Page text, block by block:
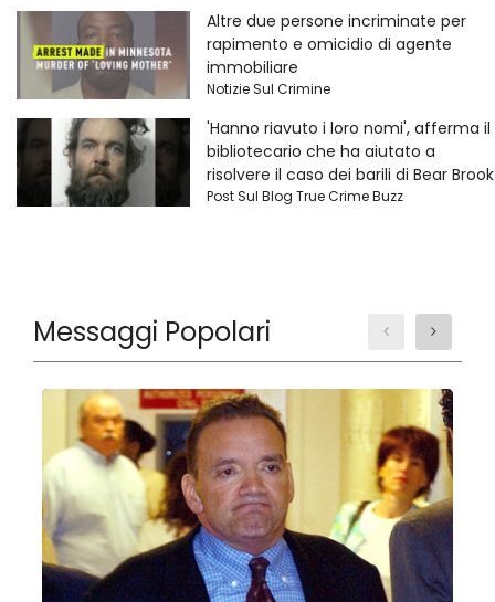
Altre due persone incriminate per
rapimento e omicidio di agente
immobiliare
Notizie Sul Crimine
'Hanno riavuto i loro nomi', afferma il
bibliotecario che ha aiutato a
risolvere il caso dei barili di Bear Brook
Post Sul Blog True Crime Buzz
Messaggi Popolari